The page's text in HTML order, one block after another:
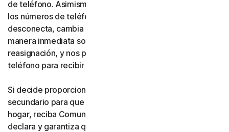
de teléfono. Asimismo, usted acepta que, si alguno de
los números de teléfono que nos haya proporcionado se
desconecta, cambia o se reasigna, nos informará de
manera inmediata sobre dicha desconexión, cambio o
reasignación, y nos proporcionará un nuevo número de
teléfono para recibir Comunicaciones del Servicio.
Si decide proporcionar un número de teléfono
secundario para que otra persona, o un miembro de su
hogar, reciba Comunicaciones del Servicio, usted
declara y garantiza que está autorizado a otorgar el